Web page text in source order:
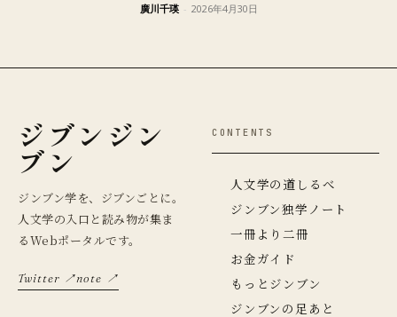
廣川千瑛 - 2026年4月30日
ジブンジン
ブン
ジンブン学を、ジブンごとに。
人文学の入口と読み物が集ま
るWebポータルです。
Twitter ↗note ↗
CONTENTS
人文学の道しるべ
ジンブン独学ノート
一冊より二冊
お金ガイド
もっとジンブン
ジンブンの足あと